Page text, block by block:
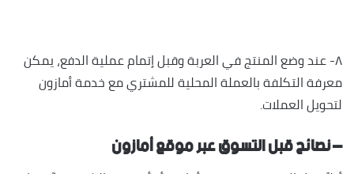
٨- عند وضع المنتج في العربة وقبل إتمام عملية الدفع، يمكن
معرفة التكلفة بالعملة المحلية للمشتري مع خدمة أمازون
لتحويل العملات.
– نصائح قبل التسوق عبر موقع أمازون